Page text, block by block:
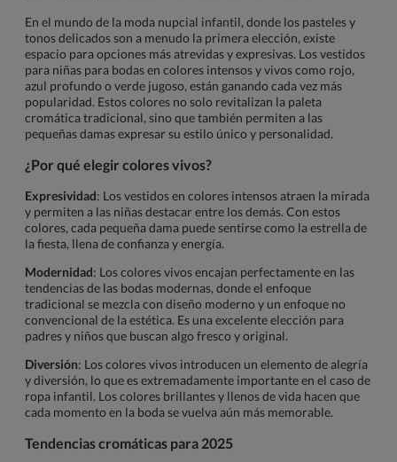
En el mundo de la moda nupcial infantil, donde los pasteles y
tonos delicados son a menudo la primera elección, existe
espacio para opciones más atrevidas y expresivas. Los vestidos
para niñas para bodas en colores intensos y vivos como rojo,
azul profundo o verde jugoso, están ganando cada vez más
popularidad. Estos colores no solo revitalizan la paleta
cromática tradicional, sino que también permiten a las
pequeñas damas expresar su estilo único y personalidad.
¿Por qué elegir colores vivos?
Expresividad: Los vestidos en colores intensos atraen la mirada
y permiten a las niñas destacar entre los demás. Con estos
colores, cada pequeña dama puede sentirse como la estrella de
la fiesta, llena de confianza y energía.
Modernidad: Los colores vivos encajan perfectamente en las
tendencias de las bodas modernas, donde el enfoque
tradicional se mezcla con diseño moderno y un enfoque no
convencional de la estética. Es una excelente elección para
padres y niños que buscan algo fresco y original.
Diversión: Los colores vivos introducen un elemento de alegría
y diversión, lo que es extremadamente importante en el caso de
ropa infantil. Los colores brillantes y llenos de vida hacen que
cada momento en la boda se vuelva aún más memorable.
Tendencias cromáticas para 2025